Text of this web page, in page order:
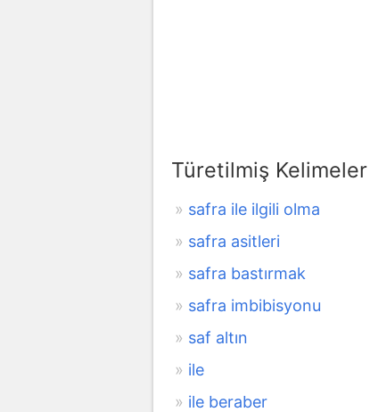
Türetilmiş
safra ile ilgili olma
safra asitleri
safra bastırmak
safra imbibisyonu
saf altın
ile
ile beraber